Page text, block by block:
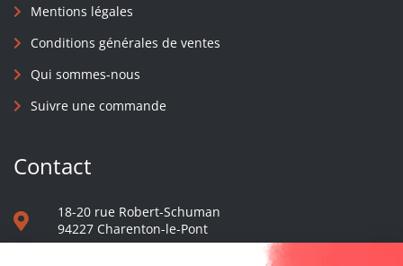
Mentions légales
Conditions générales de ventes
Qui sommes-nous
Suivre une commande
Contact
18-20 rue Robert-Schuman
94227 Charenton-le-Pont